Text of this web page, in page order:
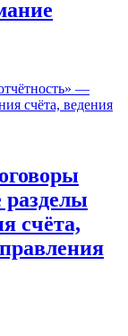
счёта,